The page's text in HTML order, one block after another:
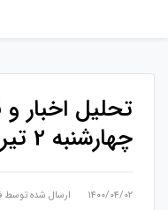
تحلیل اخبار
چهارشنبه 2 تیر
۱۴۰۰/۰۴/۰۲ ارسال شده توسط